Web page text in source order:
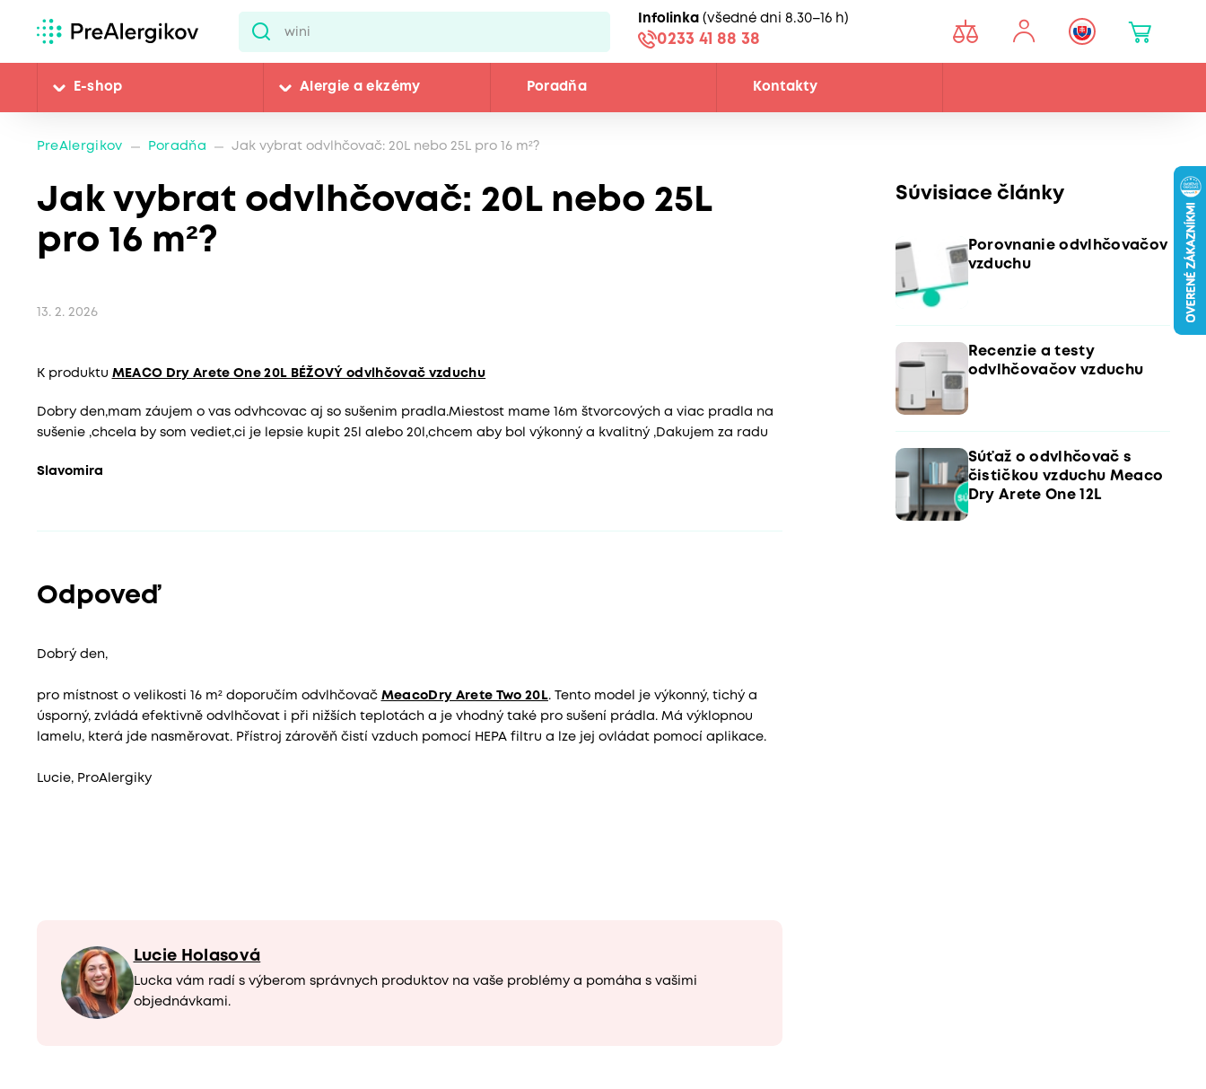
Infolinka (všedné dni 8.30–16 h)
0233 41 88 38
E-shop Alergie a ekzémy Poradňa Kontakty
PreAlergikov Poradňa Jak vybrat odvlhčovač: 20L nebo 25L pro 16 m²?
Jak vybrat odvlhčovač: 20L nebo 25L
pro 16 m²?
13. 2. 2026
K produktu MEACO Dry Arete One 20L BÉŽOVÝ odvlhčovač vzduchu
Dobry den,mam záujem o vas odvhcovac aj so sušenim pradla.Miestost mame 16m štvorcových a viac pradla na
sušenie ,chcela by som vediet,ci je lepsie kupit 25l alebo 20l,chcem aby bol výkonný a kvalitný ,Dakujem za radu
Slavomira
Odpoveď
Dobrý den,
pro místnost o velikosti 16 m² doporučím odvlhčovač MeacoDry Arete Two 20L. Tento model je výkonný, tichý a
úsporný, zvládá efektivně odvlhčovat i při nižších teplotách a je vhodný také pro sušení prádla. Má výklopnou
lamelu, která jde nasměrovat. Přístroj zárověň čistí vzduch pomocí HEPA filtru a lze jej ovládat pomocí aplikace.
Lucie, ProAlergiky
Lucie Holasová
Lucka vám radí s výberom správnych produktov na vaše problémy a pomáha s vašimi
objednávkami.
Súvisiace články
Porovnanie odvlhčovačov
vzduchu
Recenzie a testy
odvlhčovačov vzduchu
Súťaž o odvlhčovač s
čističkou vzduchu Meaco
Dry Arete One 12L